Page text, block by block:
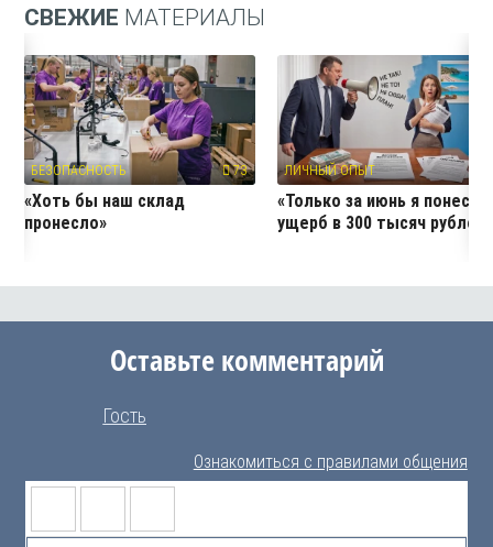
СВЕЖИЕ МАТЕРИАЛЫ
БЕЗОПАСНОСТЬ 73
«Хоть бы наш склад
пронесло»
ЛИЧНЫЙ ОПЫТ
«Только за июнь я понесла
ущерб в 300 тысяч рублей»
Оставьте комментарий
Гость
Ознакомиться с правилами общения